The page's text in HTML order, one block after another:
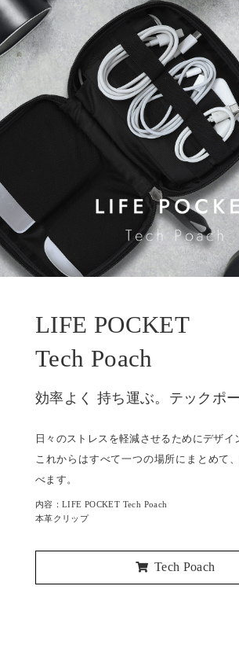
LIFE POCKET
Tech Poach
効率よく 持ち運ぶ。テックポ
日々のストレスを軽減させるためにデザイ
これからはすべて一つの場所にまとめて
べます。
内容：LIFE POCKET Tech Poach
本革クリップ
Tech Poach